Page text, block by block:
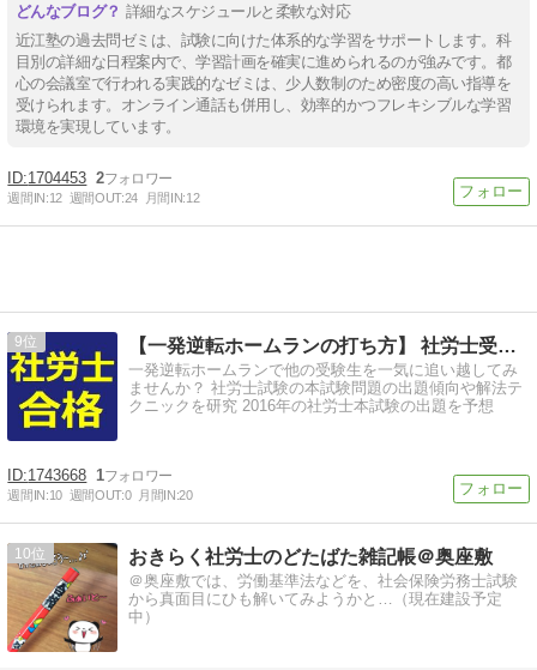
詳細なスケジュールと柔軟な対応
近江塾の過去問ゼミは、試験に向けた体系的な学習をサポートします。科
目別の詳細な日程案内で、学習計画を確実に進められるのが強みです。都
心の会議室で行われる実践的なゼミは、少人数制のため密度の高い指導を
受けられます。オンライン通話も併用し、効率的かつフレキシブルな学習
環境を実現しています。
1704453 2
週間IN:12 週間OUT:24 月間IN:12
9 【一発逆転ホームランの打ち方】 社労士受験生に教えてます
一発逆転ホームランで他の受験生を一気に追い越してみ
ませんか？ 社労士試験の本試験問題の出題傾向や解法テ
クニックを研究 2016年の社労士本試験の出題を予想
1743668 1
週間IN:10 週間OUT:0 月間IN:20
10 おきらく社労士のどたばた雑記帳＠奥座敷
＠奥座敷では、労働基準法などを、社会保険労務士試験
から真面目にひも解いてみようかと…（現在建設予定
中）